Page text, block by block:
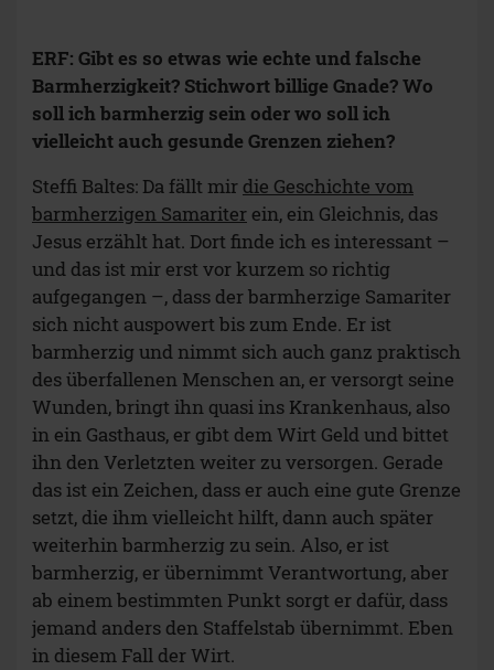
ERF: Gibt es so etwas wie echte und falsche
Barmherzigkeit? Stichwort billige Gnade? Wo
soll ich barmherzig sein oder wo soll ich
vielleicht auch gesunde Grenzen ziehen?
Steffi Baltes: Da fällt mir die Geschichte vom
barmherzigen Samariter ein, ein Gleichnis, das
Jesus erzählt hat. Dort finde ich es interessant –
und das ist mir erst vor kurzem so richtig
aufgegangen –, dass der barmherzige Samariter
sich nicht auspowert bis zum Ende. Er ist
barmherzig und nimmt sich auch ganz praktisch
des überfallenen Menschen an, er versorgt seine
Wunden, bringt ihn quasi ins Krankenhaus, also
in ein Gasthaus, er gibt dem Wirt Geld und bittet
ihn den Verletzten weiter zu versorgen. Gerade
das ist ein Zeichen, dass er auch eine gute Grenze
setzt, die ihm vielleicht hilft, dann auch später
weiterhin barmherzig zu sein. Also, er ist
barmherzig, er übernimmt Verantwortung, aber
ab einem bestimmten Punkt sorgt er dafür, dass
jemand anders den Staffelstab übernimmt. Eben
in diesem Fall der Wirt.